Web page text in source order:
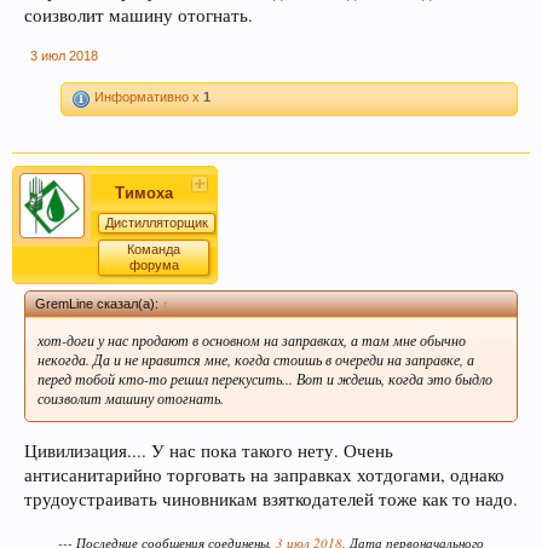
соизволит машину отогнать.
3 июл 2018
Информативно x 1
Тимоха
Дистилляторщик
Команда
форума
GremLine сказал(а):↑
хот-доги у нас продают в основном на заправках, а там мне обычно
некогда. Да и не нравится мне, когда стоишь в очереди на заправке, а
перед тобой кто-то решил перекусить... Вот и ждешь, когда это быдло
соизволит машину отогнать.
Цивилизация.... У нас пока такого нету. Очень
антисанитарийно торговать на заправках хотдогами, однако
трудоустраивать чиновникам взяткодателей тоже как то надо.
--- Последние сообщения соединены, 3 июл 2018 , Дата первоначального